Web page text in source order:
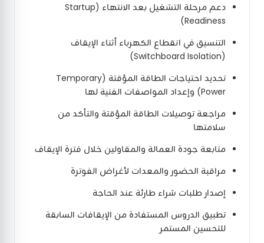
دعم مرحلة التشغيل بعد الانتهاء (Startup
Readiness)
التنسيق في انقطاع الكهرباء أثناء الإيقاف
(Switchboard Isolation)
تحديد احتياجات الطاقة المؤقتة (Temporary
Power) وإعداد المواصفات الفنية لها
مراجعة توصيلات الطاقة المؤقتة والتأكد من
سلامتها
متابعة جودة العمالة والمقاولين خلال فترة الإيقاف
مراقبة الحضور والمعدات لأغراض الفوترة
إصدار طلبات شراء طارئة عند الحاجة
تطبيق الدروس المستفادة من الإيقافات السابقة
للتحسين المستمر